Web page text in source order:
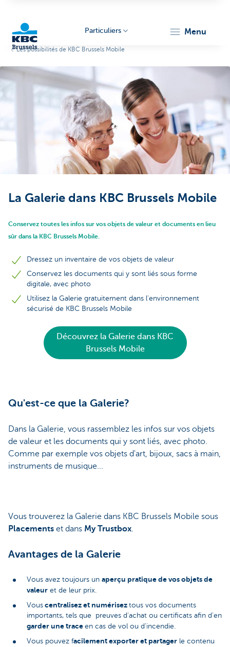
Particuliers menu
Les possibilités de KBC Brussels Mobile
La Galerie dans KBC Brussels Mobile
Conservez toutes les infos sur vos objets de valeur et documents en lieu
sûr dans la KBC Brussels Mobile.
Dressez un inventaire de vos objets de valeur
Conservez les documents qui y sont liés sous forme
digitale, avec photo
Utilisez la Galerie gratuitement dans l'environnement
sécurisé de KBC Brussels Mobile
Découvrez la Galerie dans KBC
Brussels Mobile
Qu'est-ce que la Galerie?
Dans la Galerie, vous rassemblez les infos sur vos objets
de valeur et les documents qui y sont liés, avec photo.
Comme par exemple vos objets d'art, bijoux, sacs à main,
instruments de musique...
Vous trouverez la Galerie dans KBC Brussels Mobile sous
Placements et dans My Trustbox.
Avantages de la Galerie
Vous avez toujours un aperçu pratique de vos objets de
valeur et de leur prix.
Vous centralisez et numérisez tous vos documents
importants, tels que preuves d'achat ou certificats afin d'en
garder une trace en cas de vol ou d'incendie.
Vous pouvez facilement exporter et partager le contenu